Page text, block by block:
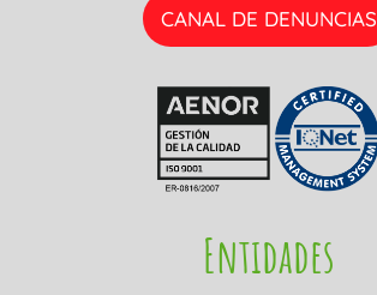
CANAL DE DENUNCIAS
Entidades